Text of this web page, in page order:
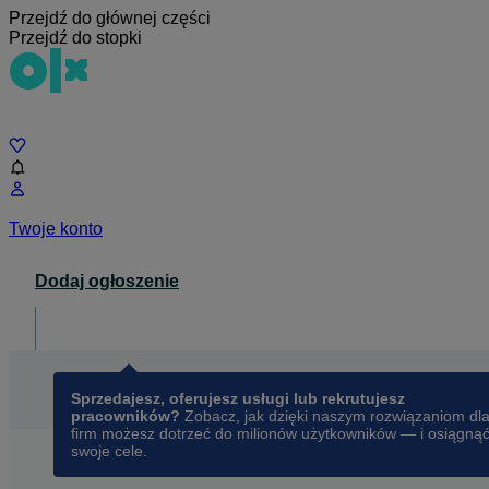
Przejdź do głównej części
Przejdź do stopki
Twoje konto
Dodaj ogłoszenie
Sprzedajesz, oferujesz usługi lub rekrutujesz
pracowników? Zobacz, jak dzięki naszym rozwiązaniom dla
firm możesz dotrzeć do milionów użytkowników — i osiągnąć
swoje cele.